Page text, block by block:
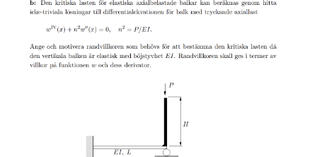
Regler
12 inloggade
språk